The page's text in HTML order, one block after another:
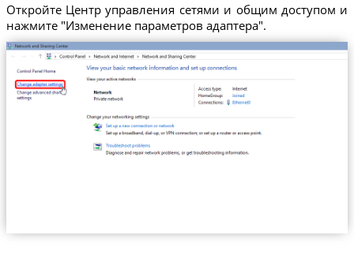
Откройте Центр управления сетями и общим доступом и
нажмите "Изменение параметров адаптера".